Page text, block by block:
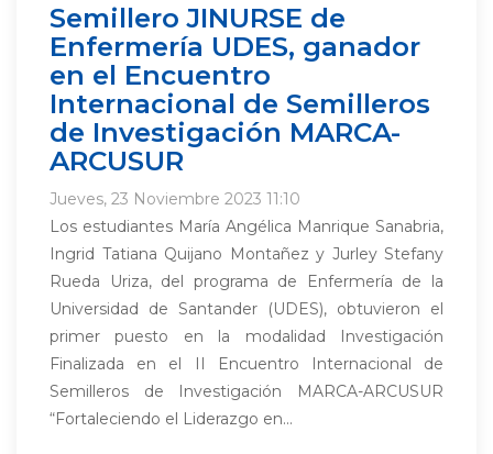
Semillero JINURSE de
Enfermería UDES, ganador
en el Encuentro
Internacional de Semilleros
de Investigación MARCA-
ARCUSUR
Jueves, 23 Noviembre 2023 11:10
Los estudiantes María Angélica Manrique Sanabria,
Ingrid Tatiana Quijano Montañez y Jurley Stefany
Rueda Uriza, del programa de Enfermería de la
Universidad de Santander (UDES), obtuvieron el
primer puesto en la modalidad Investigación
Finalizada en el II Encuentro Internacional de
Semilleros de Investigación MARCA-ARCUSUR
“Fortaleciendo el Liderazgo en...